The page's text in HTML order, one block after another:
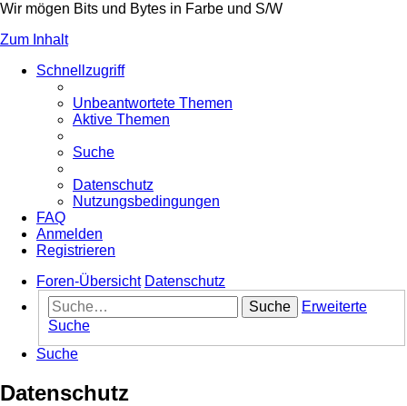
Wir mögen Bits und Bytes in Farbe und S/W
Zum Inhalt
Schnellzugriff
Unbeantwortete Themen
Aktive Themen
Suche
Datenschutz
Nutzungsbedingungen
FAQ
Anmelden
Registrieren
Foren-Übersicht Datenschutz
Suche
Erweiterte
Suche
Suche
Datenschutz